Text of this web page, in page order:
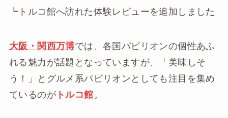
┗トルコ館へ訪れた体験レビューを追加しました
大阪・関西万博では、各国パビリオンの個性あふ
れる魅力が話題となっていますが、「美味しそ
う！」とグルメ系パビリオンとしても注目を集め
ているのがトルコ館。